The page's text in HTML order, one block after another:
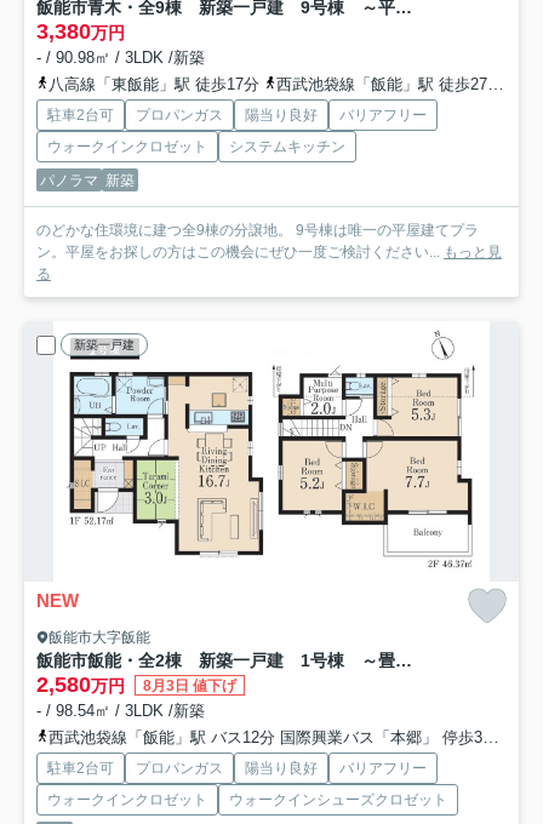
飯能市青木・全9棟 新築一戸建 9号棟 ～平屋建て～
3,380万円
- / 90.98㎡ / 3LDK /新築
八高線「東飯能」駅 徒歩17分
西武池袋線「飯能」駅 徒歩27分
駐車2台可 プロパンガス 陽当り良好
バリアフリー
ウォークインクロゼット
システムキッチン
パノラマ 新築
のどかな住環境に建つ全9棟の分譲地。 9号棟は唯一の平屋建てプラ
ン。平屋をお探しの方はこの機会にぜひ一度ご検討ください... もっと見
る
新築一戸建
NEW
飯能市大字飯能
飯能市飯能・全2棟 新築一戸建 1号棟 ～畳コーナーあり～
2,580万円 8月3日 値下げ
- / 98.54㎡ / 3LDK /新築
西武池袋線「飯能」駅 バス12分 国際興業バス「本郷」 停歩3分
駐車2台可 プロパンガス 陽当り良好
バリアフリー
ウォークインクロゼット
ウォークインシューズクロゼット